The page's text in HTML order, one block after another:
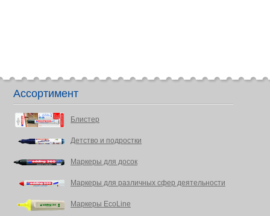
Ассортимент
Блистер
Детство и подростки
Маркеры для досок
Маркеры для различных сфер деятельности
Маркеры EcoLine